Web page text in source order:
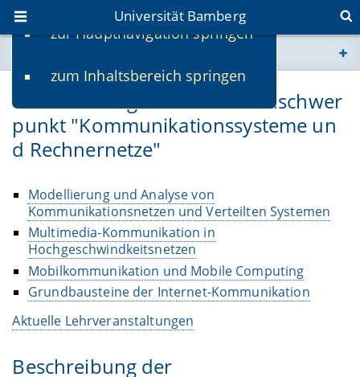
zur Hauptnavigation springen
zum Inhaltsbereich springen
Universität Bamberg
www.uni-bamberg.de
univis.uni-bamberg.de
Veranstaltungen zum Studienschwer
punkt "Kommunikationssysteme un
d Rechnernetze"
Modellierung und Analyse von
Kommunikationsnetzen und Verteilten Systemen
Multimedia-Kommunikation in
Hochgeschwindkeitsnetzen
Mobilkommunikation und Mobile Computing
Grundbausteine der Internet-Kommunikation
Aktuelle Lehrveranstaltungen
Beschreibung der